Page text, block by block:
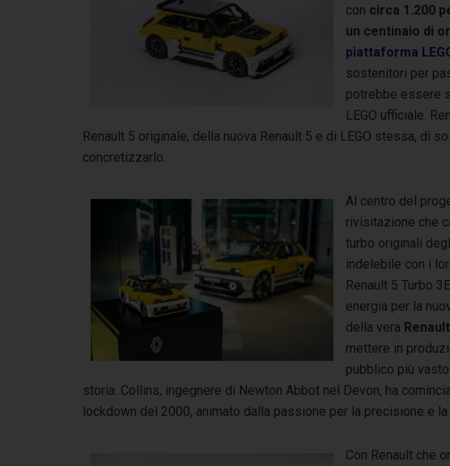
con circa 1.200
un centinaio di
piattaforma
sostenitori per
potrebbe essere
LEGO ufficiale.
Renault 5 originale, della nuova Renault 5 e di LEGO stessa, di
concretizzarlo.
Al centro del
rivisitazione che
turbo originali
indelebile con i
Renault 5 Turbo
energia per la
della vera
mettere in
pubblico più
storia. Collins, ingegnere di Newton Abbot nel Devon, ha
lockdown del 2000, animato dalla passione per la precisione e
Con Renault che